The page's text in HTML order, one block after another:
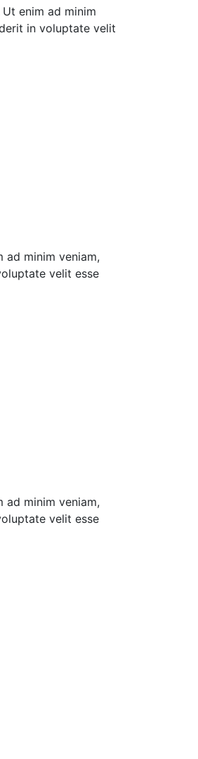
enim ad minim
in voluptate velit
ad minim veniam,
velit esse
ad minim veniam,
velit esse